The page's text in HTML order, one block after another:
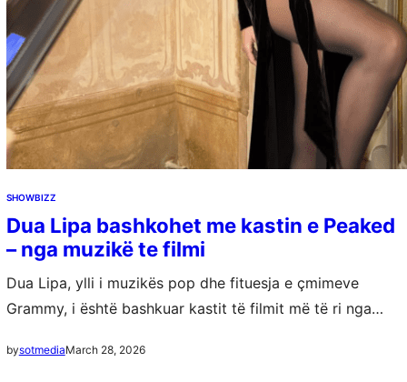
SHOWBIZZ
Dua Lipa bashkohet me kastin e Peaked
– nga muzikë te filmi
Dua Lipa, ylli i muzikës pop dhe fituesja e çmimeve
Grammy, i është bashkuar kastit të filmit më të ri nga
bysotmediaMarch 28, 2026